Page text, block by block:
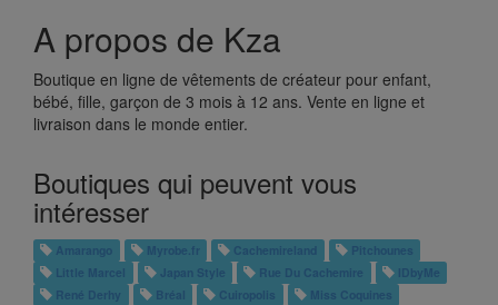
A propos de Kza
Boutique en ligne de vêtements de créateur pour enfant,
bébé, fille, garçon de 3 mois à 12 ans. Vente en ligne et
livraison dans le monde entier.
Boutiques qui peuvent vous
intéresser
Amarango Myrobe.fr Cachemireland
Pitchounes
Little Marcel
Japan Style Rue Du Cachemire
IDbyMe
René Derhy
Bréal Cuiropolis
Miss Coquines